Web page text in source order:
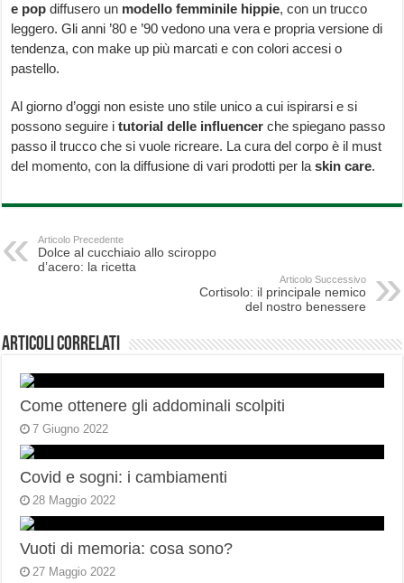
e pop diffusero un modello femminile hippie, con un trucco
leggero. Gli anni ’80 e ’90 vedono una vera e propria versione di
tendenza, con make up più marcati e con colori accesi o
pastello.
Al giorno d’oggi non esiste uno stile unico a cui ispirarsi e si
possono seguire itutorial delle influencer che spiegano passo
passo il trucco che si vuole ricreare. La cura del corpo è il must
del momento, con la diffusione di vari prodotti per laskin care.
Articolo Precedente
Dolce al cucchiaio allo sciroppo
d’acero: la ricetta
Articolo Successivo
Cortisolo: il principale nemico
del nostro benessere
Articoli correlati
Come ottenere gli addominali scolpiti
7 Giugno 2022
Covid e sogni: i cambiamenti
28 Maggio 2022
Vuoti di memoria: cosa sono?
27 Maggio 2022